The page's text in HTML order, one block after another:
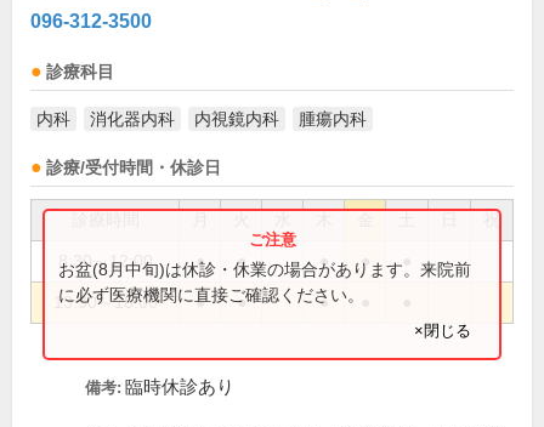
096-312-3500
診療科目
内科 消化器内科 内視鏡内科 腫瘍内科
診療/受付時間・休診日
祝
8:30～12:00 ● ● ● ●
13:30～18:00 ● ● ●
お盆(8月中旬)は休診・休業の場合があります。来院前
に必ず医療機関に直接ご確認ください。
×閉じる
備考: 臨時休診あり